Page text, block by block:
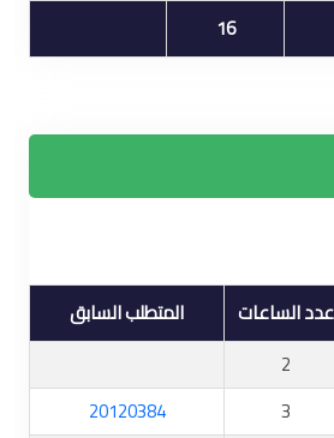
16
عدد الساعات
المتطلب السابق
2
3
20120384